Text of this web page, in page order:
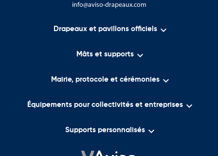
info@aviso-drapeaux.com
Drapeaux et pavillons officiels 
Mâts et supports 
Mairie, protocole et cérémonies 
Équipements pour collectivités et entreprises 
Supports personnalisés 